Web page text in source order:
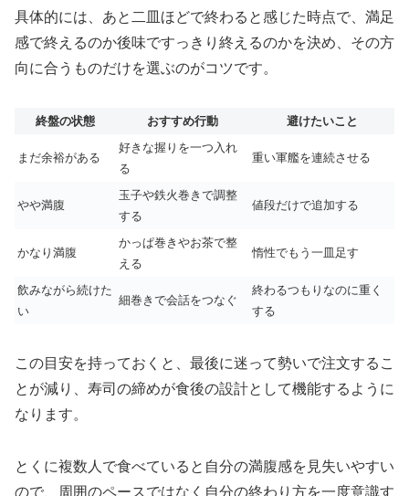
具体的には、あと二皿ほどで終わると感じた時点で、満足
感で終えるのか後味ですっきり終えるのかを決め、その方
向に合うものだけを選ぶのがコツです。
終盤の状態 おすすめ行動 避けたいこと
まだ余裕がある
好きな握りを一つ入れ
る
重い軍艦を連続させる
やや満腹
玉子や鉄火巻きで調整
する
値段だけで追加する
かなり満腹
かっぱ巻きやお茶で整
える
惰性でもう一皿足す
飲みながら続けた
い
細巻きで会話をつなぐ
終わるつもりなのに重く
する
この目安を持っておくと、最後に迷って勢いで注文するこ
とが減り、寿司の締めが食後の設計として機能するように
なります。
とくに複数人で食べていると自分の満腹感を見失いやすい
ので、周囲のペースではなく自分の終わり方を一度意識す